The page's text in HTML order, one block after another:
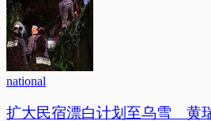
national
扩大民宿漂白计划至乌雪 黄